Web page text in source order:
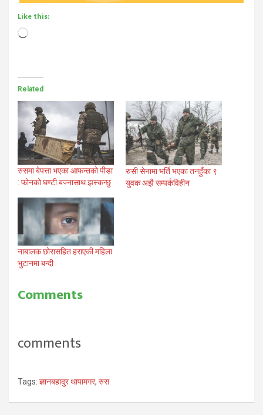
Like this:
Loading…
Related
रुसमा बेपत्ता भएका आफन्तको पीडा
: फोनको घण्टी बज्नासाथ झस्कन्छु
रुसी सेनामा भर्ति भएका तनहुँका ९
युवक अझै सम्पर्कविहीन
नाबालक छोरासहित हराएकी महिला
भुटानमा बन्दी
Comments
comments
Tags: ज्ञानबहादुर थापामगर, रुस